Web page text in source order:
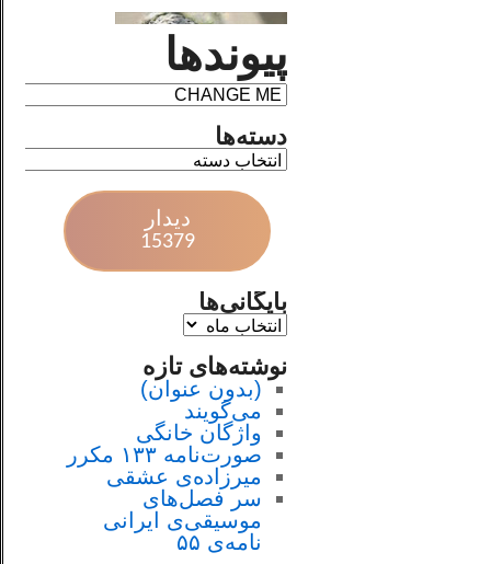
پیوندها
دسته‌ها
دیدار
15379
بایگانی‌ها
نوشته‌های تازه
(بدون عنوان)
می‌گویند
واژگان خانگی
صورت‌نامه ۱۳۳ مکرر
میرزاده‌ی عشقی
سر فصل‌هاى
موسيقى‌ی ايرانى
نامه‌ی ۵۵